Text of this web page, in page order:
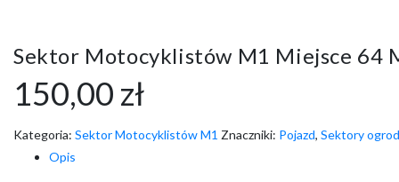
Sektor Motocyklistów M1 Miejsce 64
150,00 zł
Kategoria: Sektor Motocyklistów M1 Znaczniki: Pojazd, Sektory
Opis